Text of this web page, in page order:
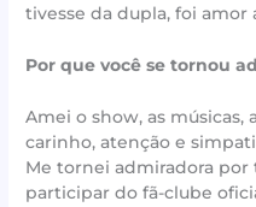
tivesse da dupla, foi amor
Por que você se tornou
Amei o show, as
carinho, atenção e
Me tornei admiradora por
participar do fã-clube